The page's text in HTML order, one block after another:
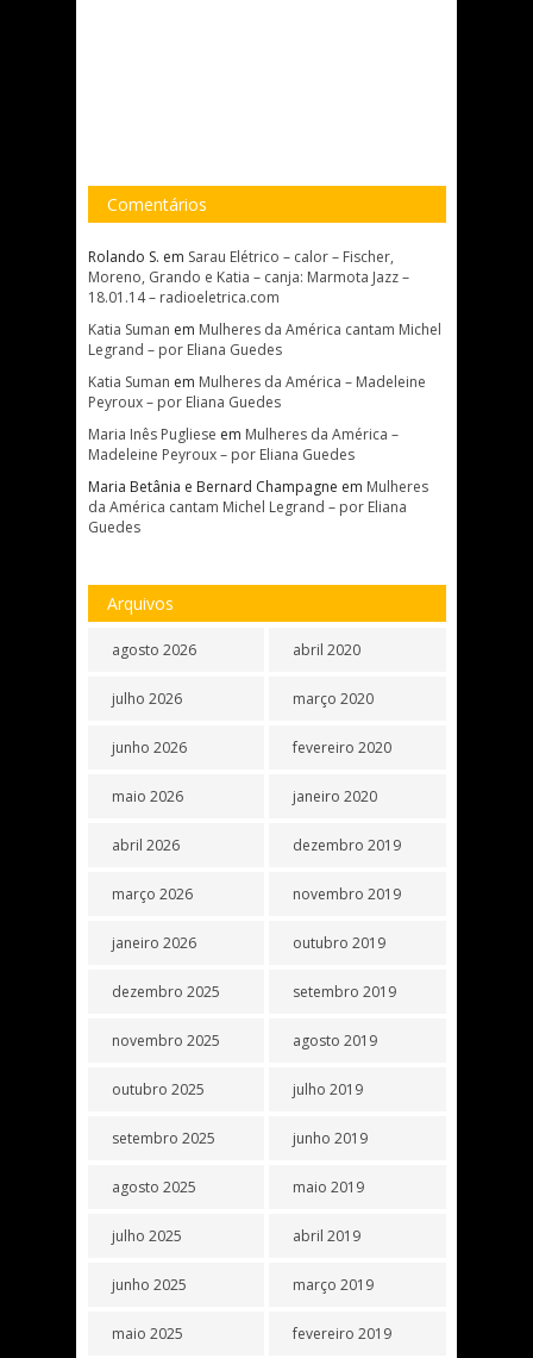
Comentários
Rolando S. em Sarau Elétrico – calor – Fischer,
Moreno, Grando e Katia – canja: Marmota Jazz –
18.01.14 – radioeletrica.com
Katia Suman em Mulheres da América cantam Michel
Legrand – por Eliana Guedes
Katia Suman em Mulheres da América – Madeleine
Peyroux – por Eliana Guedes
Maria Inês Pugliese em Mulheres da América –
Madeleine Peyroux – por Eliana Guedes
Maria Betânia e Bernard Champagne em Mulheres
da América cantam Michel Legrand – por Eliana
Guedes
Arquivos
agosto 2026
julho 2026
junho 2026
maio 2026
abril 2026
março 2026
janeiro 2026
dezembro 2025
novembro 2025
outubro 2025
setembro 2025
agosto 2025
julho 2025
junho 2025
maio 2025
abril 2020
março 2020
fevereiro 2020
janeiro 2020
dezembro 2019
novembro 2019
outubro 2019
setembro 2019
agosto 2019
julho 2019
junho 2019
maio 2019
abril 2019
março 2019
fevereiro 2019